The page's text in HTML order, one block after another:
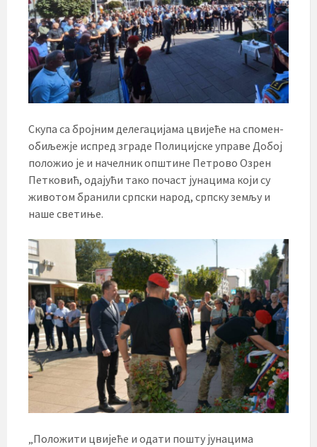
Скупа са бројним делегацијама цвијеће на спомен-
обиљежје испред зграде Полицијске управе Добој
положио је и начелник општине Петрово Озрен
Петковић, одајући тако почаст јунацима који су
животом бранили српски народ, српску земљу и
наше светиње.
„Положити цвијеће и одати пошту јунацима